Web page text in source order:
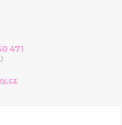
471